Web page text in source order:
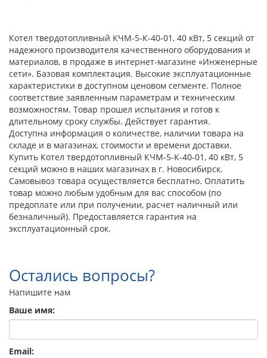
Котел твердотопливный КЧМ-5-К-40-01, 40 кВт, 5 секций от
надежного производителя качественного оборудования и
материалов, в продаже в интернет-магазине «Инженерные
сети». Базовая комплектация. Высокие эксплуатационные
характеристики в доступном ценовом сегменте. Полное
соответствие заявленным параметрам и техническим
возможностям. Товар прошел испытания и готов к
длительному сроку службы. Действует гарантия.
Доступна информация о количестве, наличии товара на
складе и в магазинах, стоимости и времени доставки.
Купить Котел твердотопливный КЧМ-5-К-40-01, 40 кВт, 5
секций можно в наших магазинах в г. Новосибирск.
Самовывоз товара осуществляется бесплатно. Оплатить
товар можно любым удобным для вас способом (по
предоплате или при получении, расчет наличный или
безналичный). Предоставляется гарантия на
эксплуатационный срок.
Остались вопросы?
Напишите нам
Ваше имя:
Email: